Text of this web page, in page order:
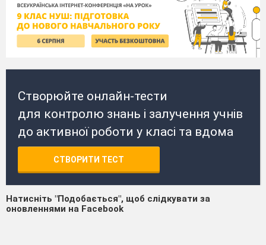
Створюйте онлайн-тести
для контролю знань і залучення учнів
до активної роботи у класі та вдома
СТВОРИТИ ТЕСТ
Натисніть "Подобається", щоб слідкувати за
оновленнями на Facebook